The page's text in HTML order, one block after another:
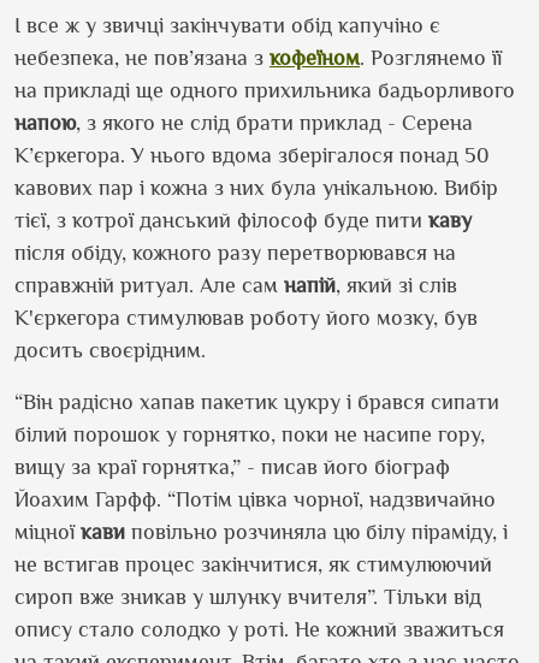
І все ж у звичці закінчувати обід капучіно є
небезпека, не пов’язана з кофеїном. Розглянемо її
на прикладі ще одного прихильника бадьорливого
напою, з якого не слід брати приклад - Серена
К’єркегора. У нього вдома зберігалося понад 50
кавових пар і кожна з них була унікальною. Вибір
тієї, з котрої данський філософ буде пити каву
після обіду, кожного разу перетворювався на
справжній ритуал. Але сам напій, який зі слів
К'єркегора стимулював роботу його мозку, був
досить своєрідним.
“Він радісно хапав пакетик цукру і брався сипати
білий порошок у горнятко, поки не насипе гору,
вищу за краї горнятка,” - писав його біограф
Йоахим Гарфф. “Потім цівка чорної, надзвичайно
міцної кави повільно розчиняла цю білу піраміду, і
не встигав процес закінчитися, як стимулюючий
сироп вже зникав у шлунку вчителя”. Тільки від
опису стало солодко у роті. Не кожний зважиться